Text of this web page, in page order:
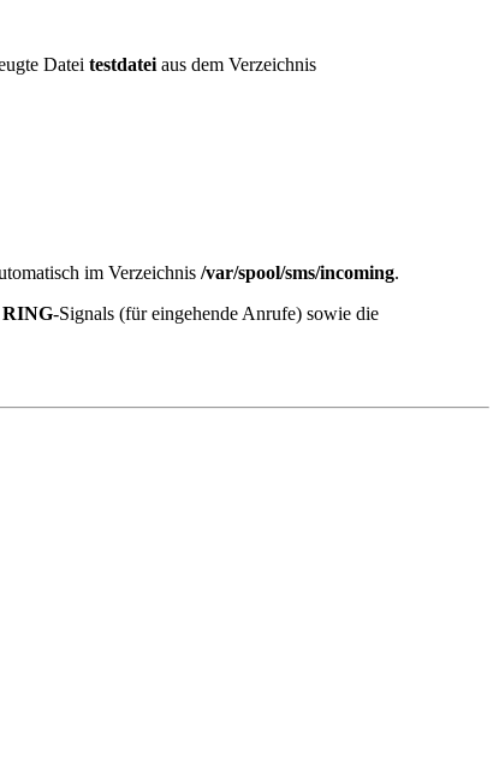
Datei testdatei aus dem Verzeichnis
im Verzeichnis /var/spool/sms/incoming.
RING-Signals (für eingehende Anrufe) sowie die